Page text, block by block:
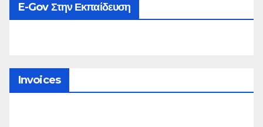
E-Gov Στην Εκπαίδευση
Invoices